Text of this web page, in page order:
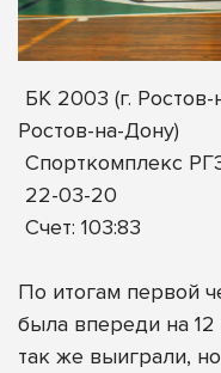
БК 2003 (г.
Ростов-на-Дону)
Спорткомплекс
22-03-20
Счет: 103:83
По итогам первой
была впереди на
так же выиграли,